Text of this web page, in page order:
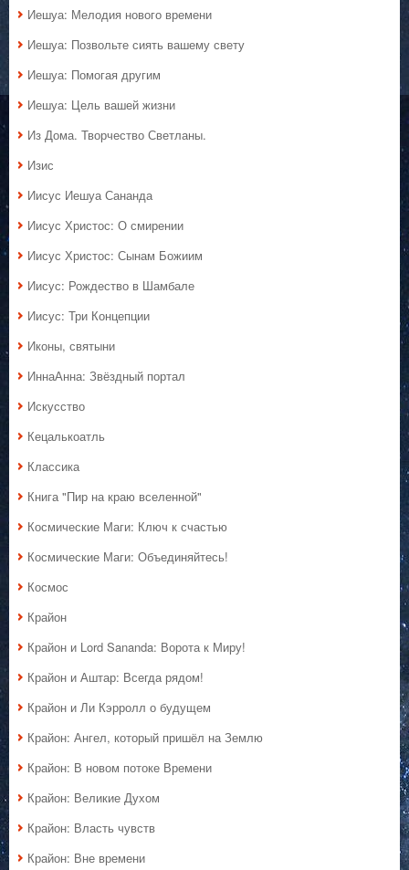
Иешуа: Мелодия нового времени
Иешуа: Позвольте сиять вашему свету
Иешуа: Помогая другим
Иешуа: Цель вашей жизни
Из Дома. Творчество Светланы.
Изис
Иисус Иешуа Сананда
Иисус Христос: О смирении
Иисус Христос: Сынам Божиим
Иисус: Рождество в Шамбале
Иисус: Три Концепции
Иконы, святыни
ИннаАнна: Звёздный портал
Искусство
Кецалькоатль
Классика
Книга "Пир на краю вселенной"
Космические Маги: Ключ к счастью
Космические Маги: Объединяйтесь!
Космос
Крайон
Крайон и Lord Sananda: Ворота к Миру!
Крайон и Аштар: Всегда рядом!
Крайон и Ли Кэрролл о будущем
Крайон: Ангел, который пришёл на Землю
Крайон: В новом потоке Времени
Крайон: Великие Духом
Крайон: Власть чувств
Крайон: Вне времени